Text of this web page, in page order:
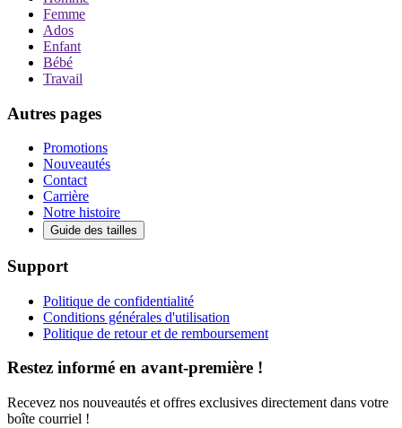
Femme
Ados
Enfant
Bébé
Travail
Autres pages
Promotions
Nouveautés
Contact
Carrière
Notre histoire
Guide des tailles
Support
Politique de confidentialité
Conditions générales d'utilisation
Politique de retour et de remboursement
Restez informé en avant-première !
Recevez nos nouveautés et offres exclusives directement dans votre
boîte courriel !